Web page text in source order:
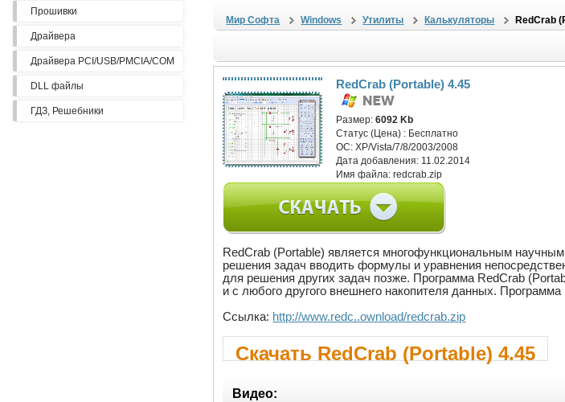
Прошивки
Драйвера
Драйвера PCI/USB/PMCIA/COM
DLL файлы
ГДЗ, Решебники
Мир Софта Windows Утилиты Калькуляторы RedCrab
RedCrab (Portable) 4.45
Размер:6092 Kb
Статус (Цена) : Бесплатно
ОС:XP/Vista/7/8/2003/2008
Дата добавления: 11.02.2014
Имя файла:redcrab.zip
RedCrab (Portable) является многофункциональным
решения задач вводить формулы и уравнения
для решения других задач позже. Программа RedCrab
и с любого другого внешнего накопителя данных.
Ссылка: http://www.redc..ownload/redcrab.zip
Скачать RedCrab (Portable) 4.45
Видео: